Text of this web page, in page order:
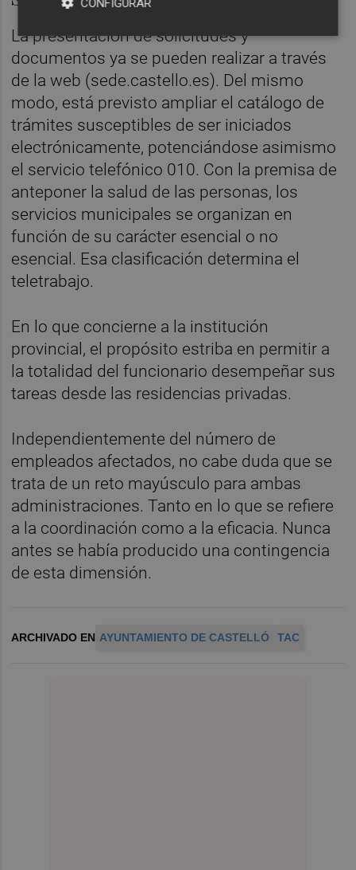
La presentación de solicitudes y
documentos ya se pueden realizar a través
de la web (sede.castello.es). Del mismo
modo, está previsto ampliar el catálogo de
trámites susceptibles de ser iniciados
electrónicamente, potenciándose asimismo
el servicio telefónico 010. Con la premisa de
anteponer la salud de las personas, los
servicios municipales se organizan en
función de su carácter esencial o no
esencial. Esa clasificación determina el
teletrabajo.
En lo que concierne a la institución
provincial, el propósito estriba en permitir a
la totalidad del funcionario desempeñar sus
tareas desde las residencias privadas.
Independientemente del número de
empleados afectados, no cabe duda que se
trata de un reto mayúsculo para ambas
administraciones. Tanto en lo que se refiere
a la coordinación como a la eficacia. Nunca
antes se había producido una contingencia
de esta dimensión.
ARCHIVADO EN AYUNTAMIENTO DE CASTELLÓ TAC
CONFIGURAR